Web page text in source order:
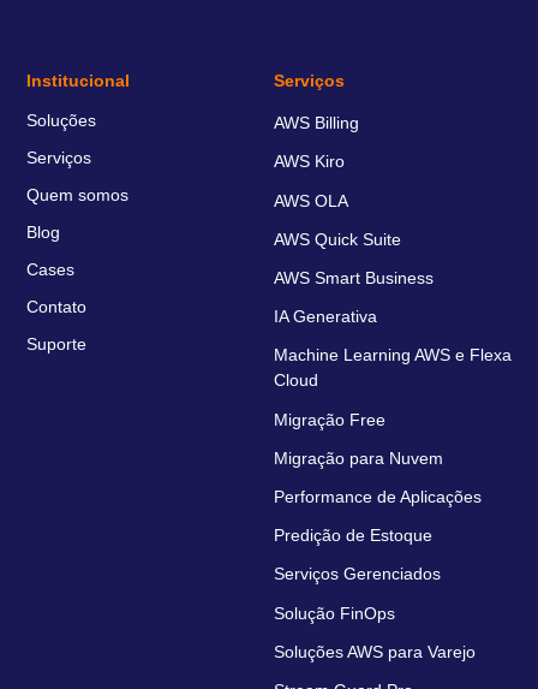
Institucional
Soluções
Serviços
Quem somos
Blog
Cases
Contato
Suporte
Serviços
AWS Billing
AWS Kiro
AWS OLA
AWS Quick Suite
AWS Smart Business
IA Generativa
Machine Learning AWS e Flexa
Cloud
Migração Free
Migração para Nuvem
Performance de Aplicações
Predição de Estoque
Serviços Gerenciados
Solução FinOps
Soluções AWS para Varejo